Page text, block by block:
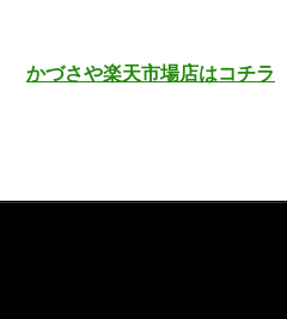
かづさや楽天市場店はコチラ